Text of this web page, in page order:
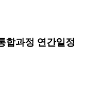
합과정 연간일정